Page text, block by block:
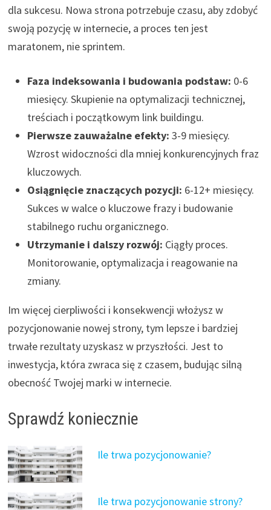
dla sukcesu. Nowa strona potrzebuje czasu, aby zdobyć
swoją pozycję w internecie, a proces ten jest
maratonem, nie sprintem.
Faza indeksowania i budowania podstaw: 0-6
miesięcy. Skupienie na optymalizacji technicznej,
treściach i początkowym link buildingu.
Pierwsze zauważalne efekty: 3-9 miesięcy.
Wzrost widoczności dla mniej konkurencyjnych fraz
kluczowych.
Osiągnięcie znaczących pozycji: 6-12+ miesięcy.
Sukces w walce o kluczowe frazy i budowanie
stabilnego ruchu organicznego.
Utrzymanie i dalszy rozwój: Ciągły proces.
Monitorowanie, optymalizacja i reagowanie na
zmiany.
Im więcej cierpliwości i konsekwencji włożysz w
pozycjonowanie nowej strony, tym lepsze i bardziej
trwałe rezultaty uzyskasz w przyszłości. Jest to
inwestycja, która zwraca się z czasem, budując silną
obecność Twojej marki w internecie.
Sprawdź koniecznie
Ile trwa pozycjonowanie?
Ile trwa pozycjonowanie strony?